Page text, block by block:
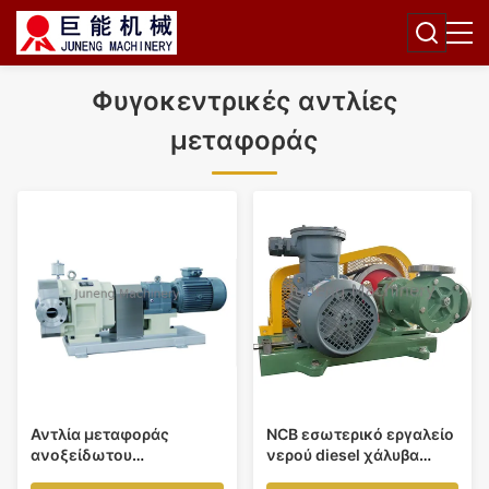
Φυγοκεντρικές αντλίες
μεταφοράς
Αντλία μεταφοράς
ανοξείδωτου
NCB εσωτερικό εργαλείο
νερού diesel χάλυβα